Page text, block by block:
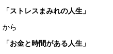
「ストレスまみれの人生」
から
「お金と時間がある人生」